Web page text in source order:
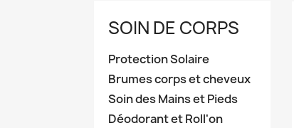
SOIN DE CORPS
Protection Solaire
Brumes corps et cheveux
Soin des Mains et Pieds
Déodorant et Roll'on